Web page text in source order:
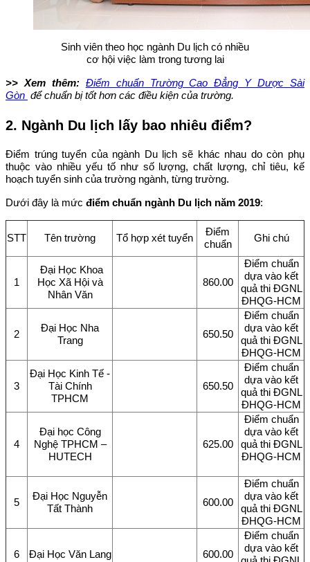
Sinh viên theo học ngành Du lịch có nhiều
cơ hội việc làm trong tương lai
>> Xem thêm: Điểm chuẩn Trường Cao Đẳng Y Dược Sài
Gòn để chuẩn bị tốt hơn các điều kiện của trường.
2. Ngành Du lịch lấy bao nhiêu điểm?
Điểm trúng tuyển của ngành Du lịch sẽ khác nhau do còn phụ
thuộc vào nhiều yếu tố như số lượng, chất lượng, chỉ tiêu, kế
hoạch tuyển sinh của trường ngành, từng trường.
Dưới đây là mức điểm chuẩn ngành Du lịch năm 2019:
STT Tên trường Tổ hợp xét tuyển
Điểm
chuẩn
Ghi chú
1
Đại Học Khoa
Học Xã Hội và
Nhân Văn
860.00
Điểm chuẩn
dựa vào kết
quả thi ĐGNL
ĐHQG-HCM
2
Đại Học Nha
Trang
650.50
Điểm chuẩn
dựa vào kết
quả thi ĐGNL
ĐHQG-HCM
3
Đại Học Kinh Tế -
Tài Chính
TPHCM
650.50
Điểm chuẩn
dựa vào kết
quả thi ĐGNL
ĐHQG-HCM
4
Đại học Công
Nghệ TPHCM –
HUTECH
625.00
Điểm chuẩn
dựa vào kết
quả thi ĐGNL
ĐHQG-HCM
5
Đại Học Nguyễn
Tất Thành
600.00
Điểm chuẩn
dựa vào kết
quả thi ĐGNL
ĐHQG-HCM
6 Đại Học Văn Lang 600.00
Điểm chuẩn
dựa vào kết